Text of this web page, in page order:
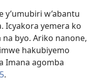
w’abantu
Icyakora yemera ko
byo. Ariko nanone,
hakubiyemo
Imana agomba
.